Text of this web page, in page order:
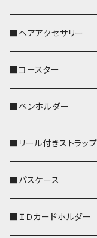
おかめ３兄弟
文鳥
鹿
ペンギン
■ヘアアクセサリー
■コースター
■ペンホルダー
■リール付きストラップ
リールのみ
ストラップ付
■パスケース
■ＩＤカードホルダー